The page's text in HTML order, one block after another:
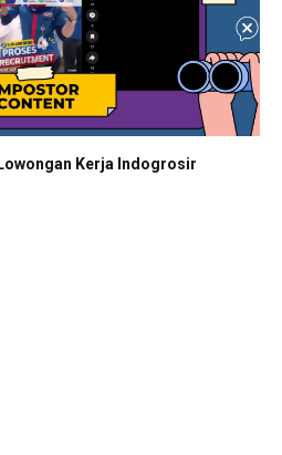
Kerja Indogrosir